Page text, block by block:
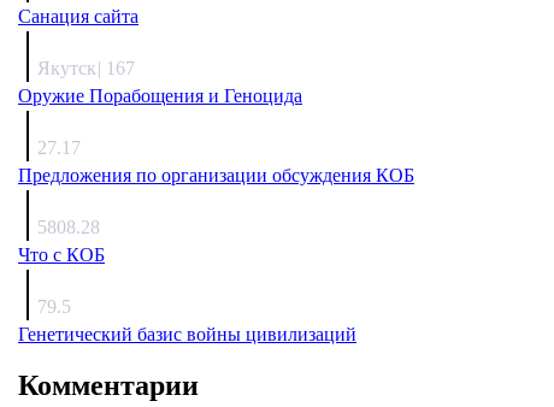
Санация сайта
Якутск| 167
Оружие Порабощения и Геноцида
27.17
Предложения по организации обсуждения КОБ
5808.28
Что с КОБ
79.5
Генетический базис войны цивилизаций
Комментарии